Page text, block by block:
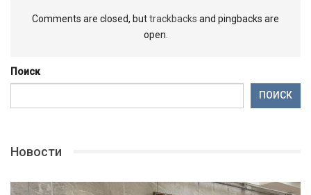
Comments are closed, buttrackbacks and pingbacks are
open.
Поиск
ПОИСК
Новости